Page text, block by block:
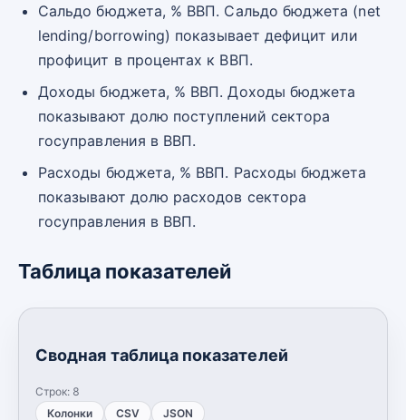
Сальдо бюджета, % ВВП. Сальдо бюджета (net
lending/borrowing) показывает дефицит или
профицит в процентах к ВВП.
Доходы бюджета, % ВВП. Доходы бюджета
показывают долю поступлений сектора
госуправления в ВВП.
Расходы бюджета, % ВВП. Расходы бюджета
показывают долю расходов сектора
госуправления в ВВП.
Таблица показателей
Сводная таблица показателей
Строк: 8
Колонки
CSV JSON